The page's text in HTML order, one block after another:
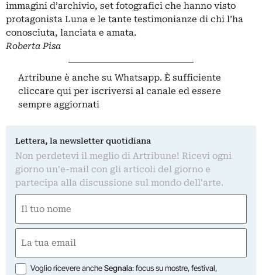
immagini d’archivio, set fotografici che hanno visto
protagonista Luna e le tante testimonianze di chi l’ha
conosciuta, lanciata e amata.
Roberta Pisa
Artribune è anche su Whatsapp. È sufficiente
cliccare qui per iscriversi al canale ed essere
sempre aggiornati
Lettera, la newsletter quotidiana
Non perdetevi il meglio di Artribune! Ricevi ogni
giorno un'e-mail con gli articoli del giorno e
partecipa alla discussione sul mondo dell'arte.
(Obbligatorio)
Nome
(Obbligatorio)
Opzioni
Voglio ricevere ancheSegnala: focus su mostre, festival,